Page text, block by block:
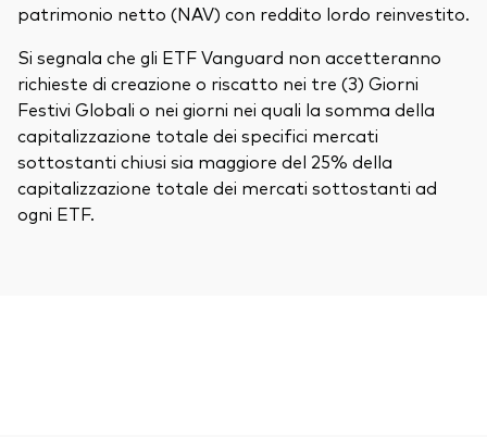
patrimonio netto (NAV) con reddito lordo reinvestito.
Si segnala che gli ETF Vanguard non accetteranno
richieste di creazione o riscatto nei tre (3) Giorni
Festivi Globali o nei giorni nei quali la somma della
capitalizzazione totale dei specifici mercati
sottostanti chiusi sia maggiore del 25% della
capitalizzazione totale dei mercati sottostanti ad
ogni ETF.